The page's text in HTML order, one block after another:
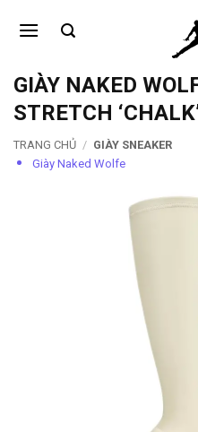
qua
dungGIÀY NAKED
STRETCH
TRANG CHỦ / GIÀY SNEAKER
Giày Naked Wolfe